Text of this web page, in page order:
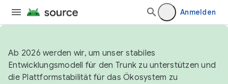
Anmelden
Ab 2026 werden wir, um unser stabiles
Entwicklungsmodell für den Trunk zu unterstützen und
die Plattformstabilität für das Ökosystem zu